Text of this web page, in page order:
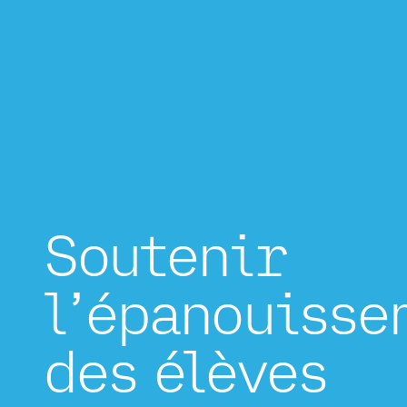
Soutenir
des élèves